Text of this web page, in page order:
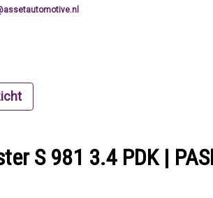
S 981 3.4 PDK |